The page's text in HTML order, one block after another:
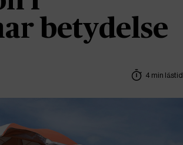
betydelse
4 min lästid